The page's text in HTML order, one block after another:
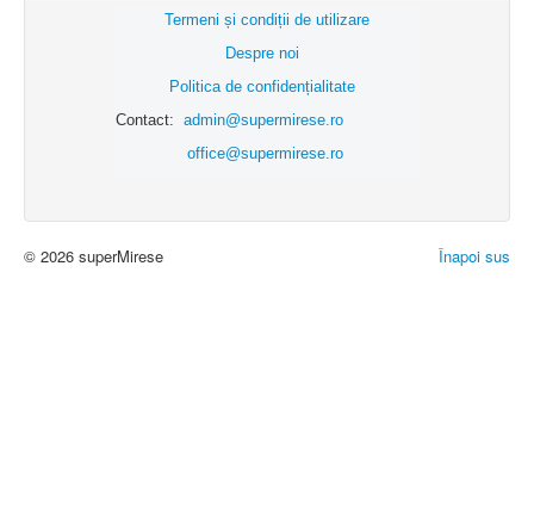
Termeni și condiții de utilizare
Despre noi
Politica de confidențialitate
Contact: admin@supermirese.ro
office@supermirese.ro
Înapoi sus
© 2026 superMirese